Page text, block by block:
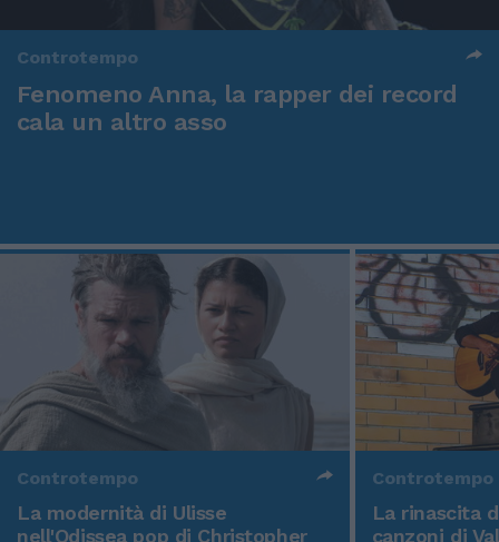
Controtempo
Fenomeno Anna, la rapper dei record
cala un altro asso
Controtempo
La modernità di Ulisse
nell'Odissea pop di Christopher
Controtempo
La rinascita
canzoni di